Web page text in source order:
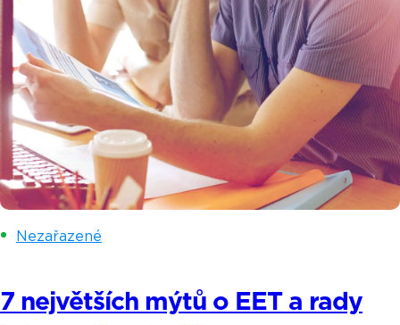
Nezařazené
7 největších mýtů o EET a rady